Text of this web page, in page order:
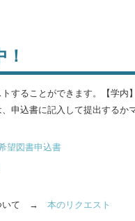
することができます。【学内】
申込書に記入して提出するか
望図書申込書
ついて → 本のリクエスト